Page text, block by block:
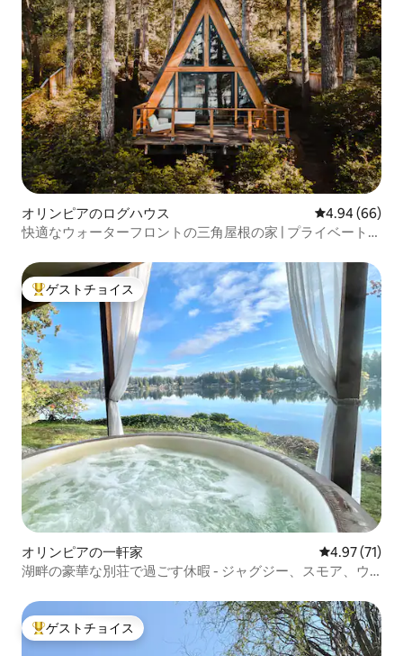
オリンピアのログハウス レビュー66件
4.94 (66)
快適なウォーターフロントの三角屋根の家 | プライベートビ
大好評のゲストチョイスです。
ゲストチョイス
オリンピアの一軒家 レビュー71
4.97 (71)
湖畔の豪華な別荘で過ごす休暇 - ジャグジー、スモア、ウ
大好評のゲストチョイスです。
ゲストチョイス